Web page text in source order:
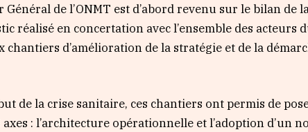
Général de l’ONMT est d’abord revenu sur le bilan de
réalisé en concertation avec l’ensemble des acteurs
chantiers d’amélioration de la stratégie et de la
de la crise sanitaire, ces chantiers ont permis de
: l’architecture opérationnelle et l’adoption d’un